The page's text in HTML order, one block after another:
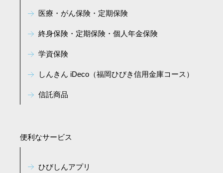
医療・がん保険・定期保険
終身保険・定期保険・個人年金保険
学資保険
しんきん iDeco（福岡ひびき信用金庫コース）
信託商品
便利なサービス
ひびしんアプリ